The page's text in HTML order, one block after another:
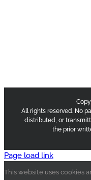
All rights reserved. No
distributed, or
the prior
Page load link
This website uses cookies